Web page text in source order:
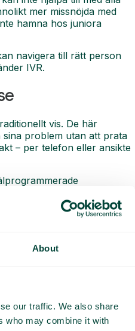
About
our traffic. We also share
who may combine it with
mer missnöjda med
hamna hos juniora
navigera till rätt person
IVR.
vis. De här
problem utan att prata
– per telefon eller ansikte
system med
än du faktiskt är. Det